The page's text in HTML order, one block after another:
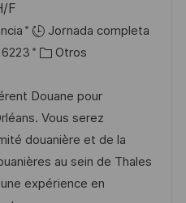
F
Jornada completa
C
t
e
g
o
r
Otros
Douane pour
Vous serez
douanière et de la
au sein de Thales
expérience en